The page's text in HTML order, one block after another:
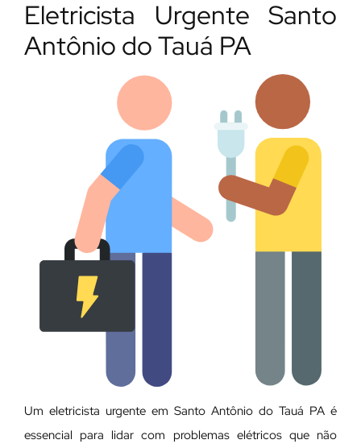
Eletricista Urgente Santo
Antônio do Tauá PA
Um eletricista urgente em Santo Antônio do Tauá PA é
essencial para lidar com problemas elétricos que não